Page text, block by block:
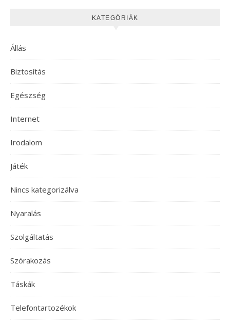
KATEGÓRIÁK
Állás
Biztosítás
Egészség
Internet
Irodalom
Játék
Nincs kategorizálva
Nyaralás
Szolgáltatás
Szórakozás
Táskák
Telefontartozékok